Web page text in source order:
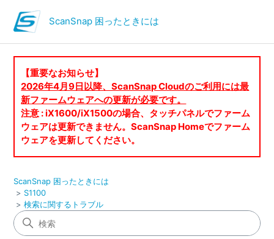
ScanSnap 困ったときには
【重要なお知らせ】
2026年4月9日以降、ScanSnap Cloudのご利用には最
新ファームウェアへの更新が必要です。
注意 : iX1600/iX1500の場合、タッチパネルでファーム
ウェアは更新できません。ScanSnap Homeでファーム
ウェアを更新してください。
ScanSnap 困ったときには
S1100
検索に関するトラブル